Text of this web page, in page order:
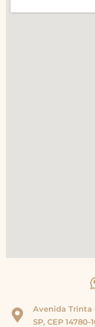
Avenida Trinta
SP, CEP 14780-